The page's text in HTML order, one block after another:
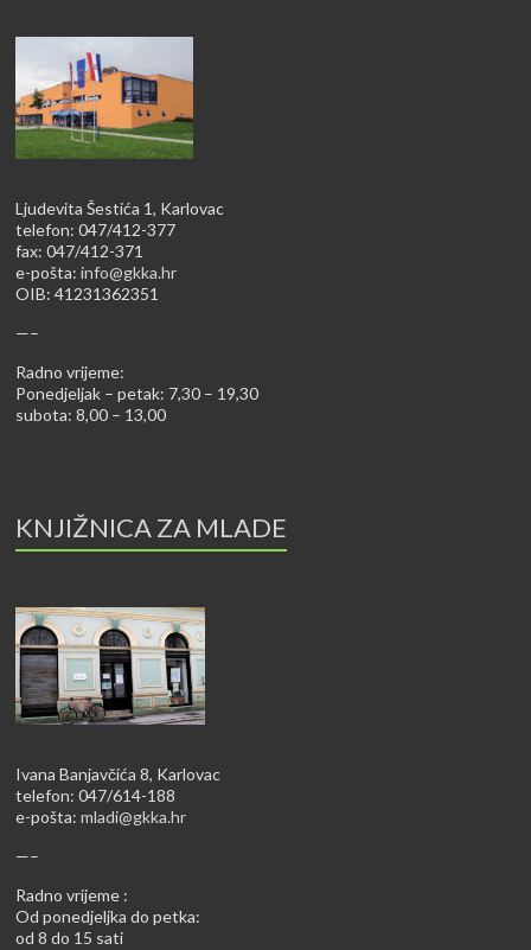
Ljudevita Šestića 1, Karlovac
telefon: 047/412-377
fax: 047/412-371
e-pošta:info@gkka.hr
OIB: 41231362351
—–
Radno vrijeme:
Ponedjeljak – petak: 7,30 – 19,30
subota: 8,00 – 13,00
KNJIŽNICA ZA MLADE
Ivana Banjavčića 8, Karlovac
telefon: 047/614-188
e-pošta:mladi@gkka.hr
—–
Radno vrijeme :
Od ponedjeljka do petka:
od 8 do 15 sati